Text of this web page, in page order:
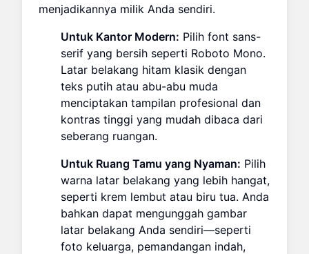
menjadikannya milik Anda sendiri.
Untuk Kantor Modern: Pilih font sans-
serif yang bersih seperti Roboto Mono.
Latar belakang hitam klasik dengan
teks putih atau abu-abu muda
menciptakan tampilan profesional dan
kontras tinggi yang mudah dibaca dari
seberang ruangan.
Untuk Ruang Tamu yang Nyaman: Pilih
warna latar belakang yang lebih hangat,
seperti krem lembut atau biru tua. Anda
bahkan dapat mengunggah gambar
latar belakang Anda sendiri—seperti
foto keluarga, pemandangan indah,